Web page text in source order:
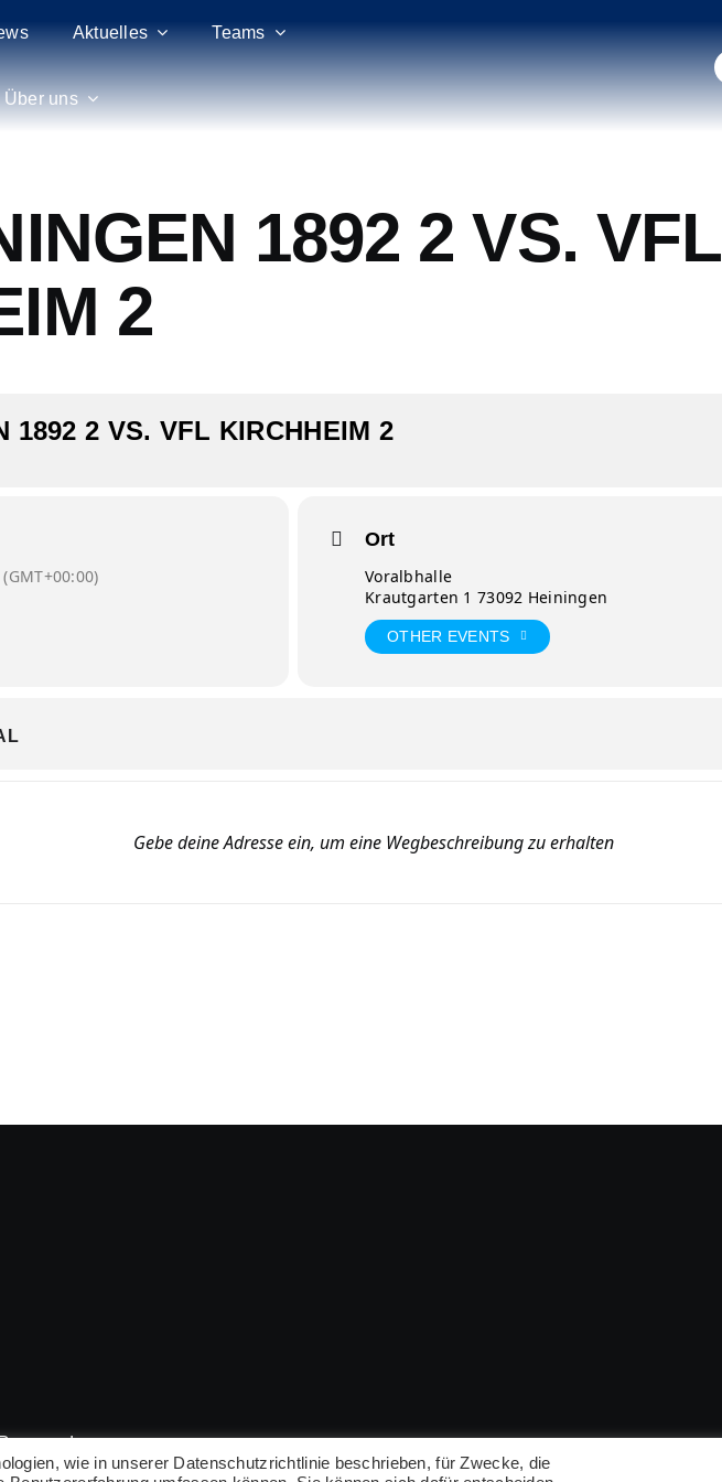
Aktuelles Teams
Über uns
1892 2 VS. VFL
2
1892 2 VS. VFL KIRCHHEIM 2
(GMT+00:00)
Ort
Voralbhalle
Krautgarten 1 73092 Heiningen
OTHER EVENTS
wie in unserer Datenschutzrichtlinie beschrieben, für Zwecke, die